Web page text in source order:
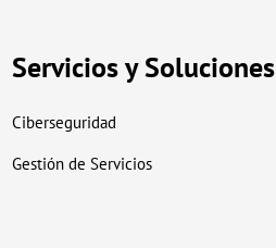
Servicios y Soluciones
Ciberseguridad
Gestión de Servicios